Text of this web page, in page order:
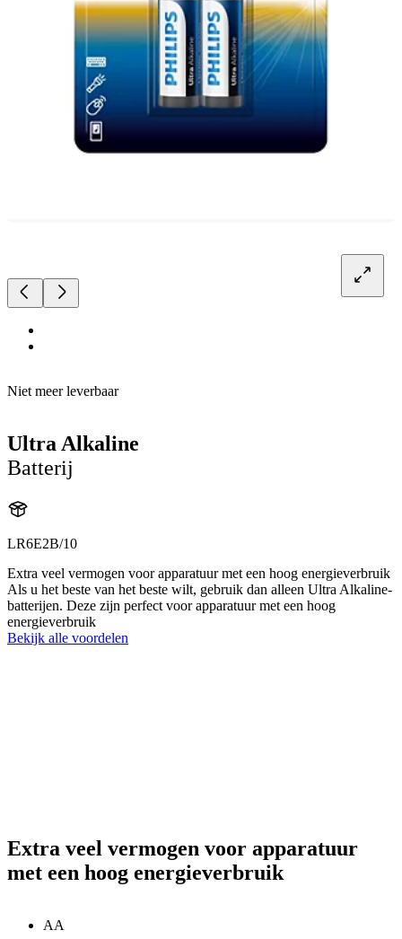
Niet meer leverbaar
Ultra Alkaline
Batterij
LR6E2B/10
Extra veel vermogen voor apparatuur met een hoog energieverbruik
Als u het beste van het beste wilt, gebruik dan alleen Ultra Alkaline-
batterijen. Deze zijn perfect voor apparatuur met een hoog
energieverbruik
Bekijk alle voordelen
Extra veel vermogen voor apparatuur
met een hoog energieverbruik
AA